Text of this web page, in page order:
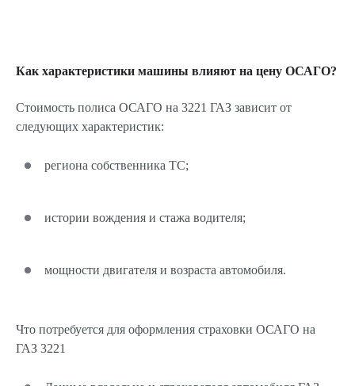
Как характеристики машины влияют на цену ОСАГО?
Стоимость полиса ОСАГО на 3221 ГАЗ зависит от
следующих характеристик:
региона собственника ТС;
истории вождения и стажа водителя;
мощности двигателя и возраста автомобиля.
Что потребуется для оформления страховки ОСАГО на
ГАЗ 3221